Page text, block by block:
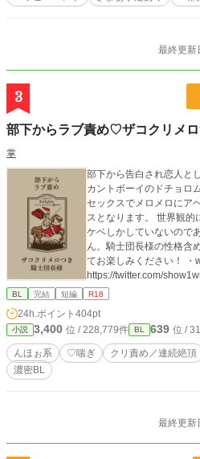
最終更新
3
部下からラブ責め♡ザコクリメ
掌
部下から告白され恋人と
カントボーイのドチョロ
セックスでメロメロにア
スとなります。 世界観的
ケベしかしていないので
ん。騎士団長様の性格含
てお楽しみください！ ・web拍手 http://bit.ly/38kXFb0 ・X垢
https://twitter.com/
BL 完結 短編 R18
24h.ポイント 404pt
小説 3,400 位 / 228,779件 BL 639 位 /
んほぉ系 ♡喘ぎ クリ責め／連続絶頂
濃密BL
最終更新